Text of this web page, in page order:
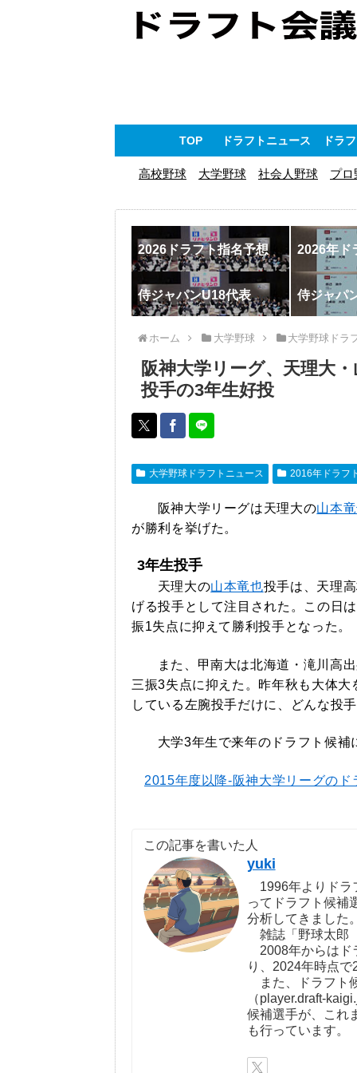
TOP ドラフトニュース ドラ
高校野球 大学野球 社会人野球 プロ
2026ドラフト指名予想 2026年ド
侍ジャパンU18代表 侍ジャパ
ホーム 大学野球 大学野球ドラ
阪神大学リーグ、天理大
投手の3年生好投
大学野球ドラフトニュース 2016年ドラフ
阪神大学リーグは天理大の山本
が勝利を挙げた。
3年生投手
天理大の山本竜也投手は、天理
げる投手として注目された。この日
振1失点に抑えて勝利投手となった。
また、甲南大は北海道・滝川高
三振3失点に抑えた。昨年秋も大体
している左腕投手だけに、どんな投
大学3年生で来年のドラフト候補
2015年度以降-阪神大学リーグのド
この記事を書いた人
yuki
1996年よりドラ
ってドラフト候補
分析してきました
雑誌「野球太郎
2008年からはド
り、2024年時点
また、ドラフト
（player.draft-
候補選手が、これ
も行っています。